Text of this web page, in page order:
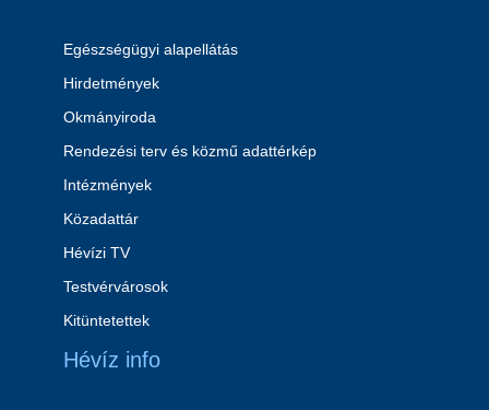
Egészségügyi alapellátás
Hirdetmények
Okmányiroda
Rendezési terv és közmű adattérkép
Intézmények
Közadattár
Hévízi TV
Testvérvárosok
Kitüntetettek
Hévíz info